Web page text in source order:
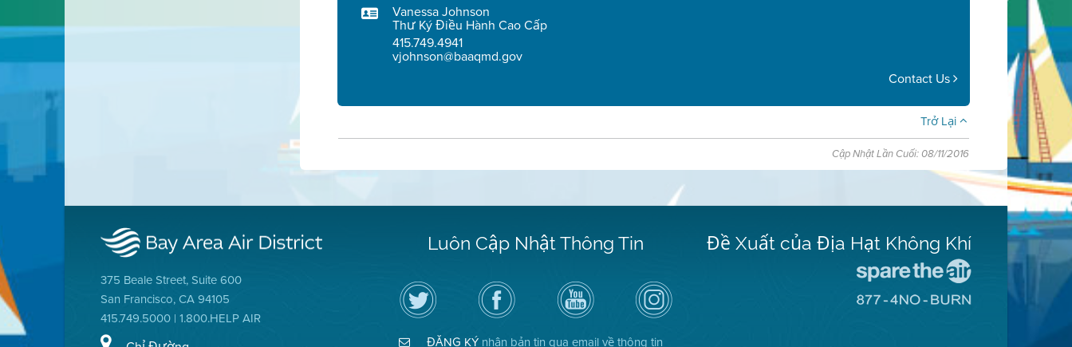
Vanessa Johnson
Thư Ký Điều Hành Cao Cấp
415.749.4941
vjohnson@baaqmd.gov
Contact Us
Trở Lại
Cập Nhật Lần Cuối: 08/11/2016
375 Beale Street, Suite 600
San Francisco, CA 94105
415.749.5000 | 1.800.HELP AIR
Luôn Cập Nhật Thông Tin
Hãy
theo
dõi
Địa
Không
Truy
cập
Trang
Facebook
Địa
Kênh
YouTube
của
Địa
Không
Air
District
on
Instagram
ĐĂNG KÝnhận bản tin qua email về thông tin
Đề Xuất của Địa Hạt Không Khí
Trang